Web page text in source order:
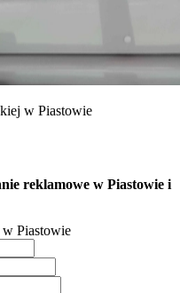
w Piastowie
reklamowe w Piastowie i
w Piastowie